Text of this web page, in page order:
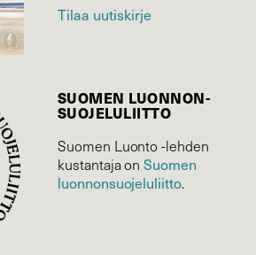
Tilaa uutiskirje
SUOMEN LUONNON­
SUOJELU­LIITTO
Suomen Luonto -lehden
kustantaja onSuomen
luonnonsuojelu­liitto.